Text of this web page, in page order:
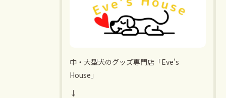
中・大型犬のグッズ専門店「Eve's
House」
↓